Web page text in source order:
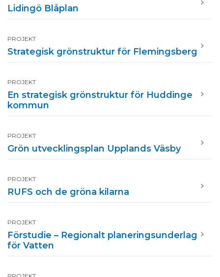
Lidingö Blåplan
PROJEKT
Strategisk grönstruktur för Flemingsberg
PROJEKT
En strategisk grönstruktur för Huddinge
kommun
PROJEKT
Grön utvecklingsplan Upplands Väsby
PROJEKT
RUFS och de gröna kilarna
PROJEKT
Förstudie – Regionalt planeringsunderlag
för Vatten